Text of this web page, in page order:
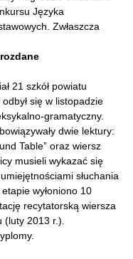
Języka
Zwłaszcza
21 szkół powiatu
się w listopadzie
gramatyczny.
dwie lektury:
Table” oraz wiersz
musieli wykazać się
słuchania
wyłoniono 10
recytatorską wiersza
(luty 2013 r.).